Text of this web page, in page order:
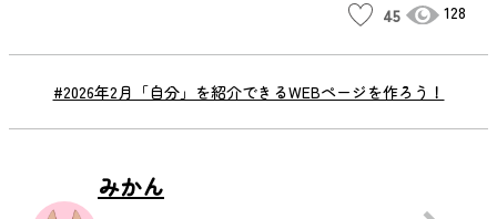
#2026年2月「自分」を紹介できるWEBページを作ろう！
45 128
みかん